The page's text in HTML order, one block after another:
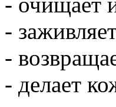
-
-
- делает